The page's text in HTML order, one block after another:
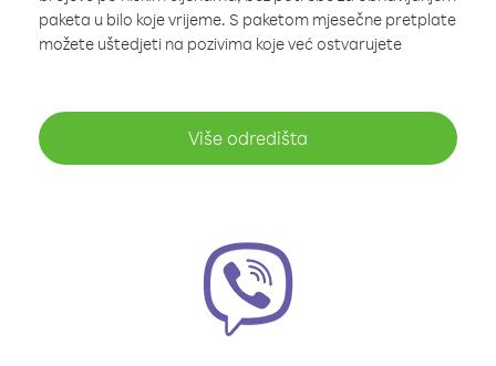
paketa u bilo koje vrijeme. S paketom mjesečne pretplate
možete uštedjeti na pozivima koje već ostvarujete
Više odredišta